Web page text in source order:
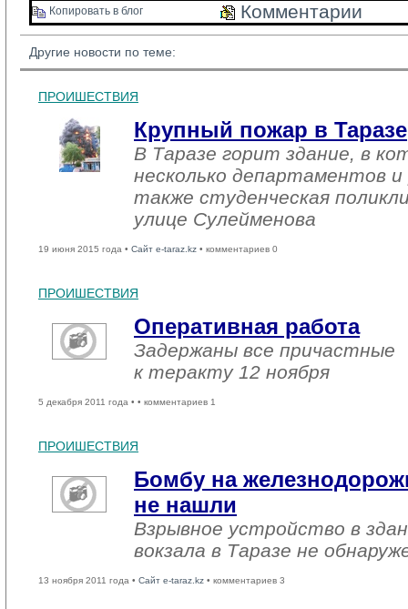
Копировать в блог Комментарии
Другие новости по теме:
ПРОИШЕСТВИЯ
Крупный пожар в Таразе
В Таразе горит здание, в
несколько департаментов и
также студенческая
улице Сулейменова
19 июня 2015 года • Сайт e-taraz.kz • комментариев 0
ПРОИШЕСТВИЯ
Оперативная работа
Задержаны все причастные
к теракту 12 ноября
5 декабря 2011 года • • комментариев 1
ПРОИШЕСТВИЯ
Бомбу на
не нашли
Взрывное устройство в
вокзала в Таразе не
13 ноября 2011 года • Сайт e-taraz.kz • комментариев 3